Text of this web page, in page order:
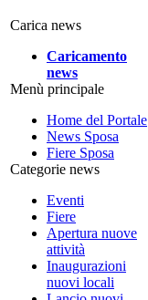
Carica news
Caricamento
news
Menù principale
Home del Portale
News Sposa
Fiere Sposa
Categorie news
Eventi
Fiere
Apertura nuove
attività
Inaugurazioni
nuovi locali